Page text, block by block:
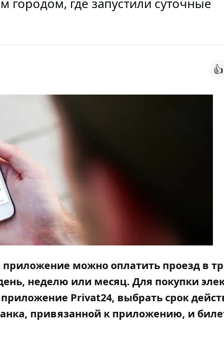
👍
можно оплатить проезд в
неделю или месяц. Для покупки
Privat24, выбрать срок
привязанной к приложению, и